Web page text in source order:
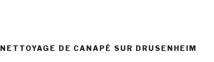
NETTOYAGE DE CANAPÉ SUR DRUSENHEIM